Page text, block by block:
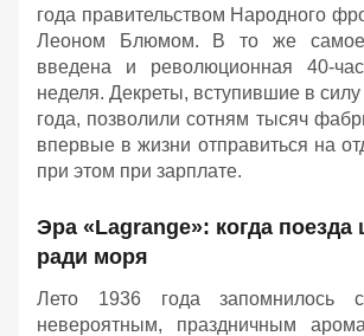
года правительством Народного
Леоном Блюмом. В то же
введена и революционная 40-
неделя. Декреты, вступившие в силу
года, позволили сотням тысяч
впервые в жизни отправиться на
при этом при зарплате.
Эра «Lagrange»: когда
ради моря
Лето 1936 года запомнилось
невероятным, праздничным